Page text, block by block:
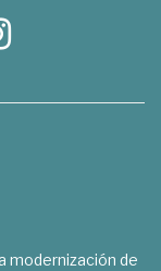
modernización de